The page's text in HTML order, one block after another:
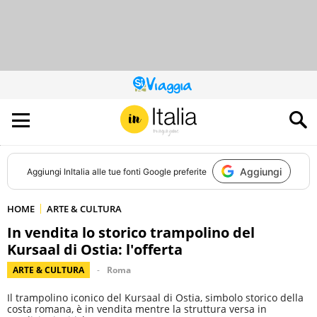
QUESTO
SITO
CONTRIBUISCE
ALL’AUDIENCE
DI
Aggiungi InItalia alle tue fonti Google preferite Aggiungi
HOME ARTE & CULTURA
In vendita lo storico trampolino del
Kursaal di Ostia: l'offerta
ARTE & CULTURA Roma
Il trampolino iconico del Kursaal di Ostia, simbolo storico della
costa romana, è in vendita mentre la struttura versa in